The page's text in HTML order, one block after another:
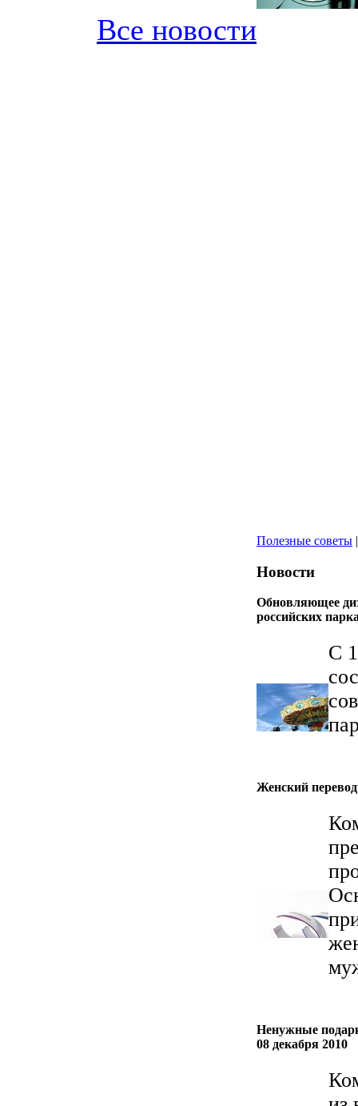
Все новости
Полезные советы |
Новости
Обновляющее
российских
С
Женский
Ненужные
08 декабря 2010